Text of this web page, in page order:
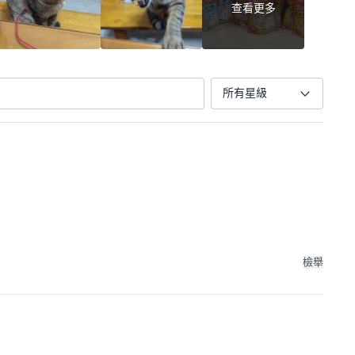
查看更多
所有星級
檢舉